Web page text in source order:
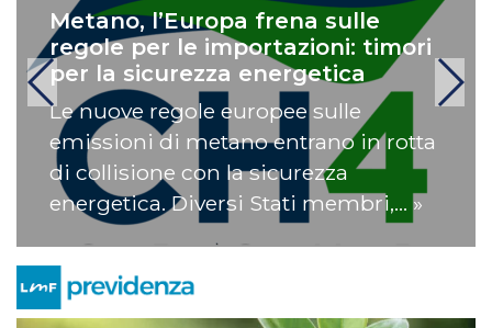
Metano, l’Europa frena sulle
regole per le importazioni: timori
per la sicurezza energetica
Le nuove regole europee sulle
emissioni di metano entrano in rotta
di collisione con la sicurezza
energetica. Diversi Stati membri,… »